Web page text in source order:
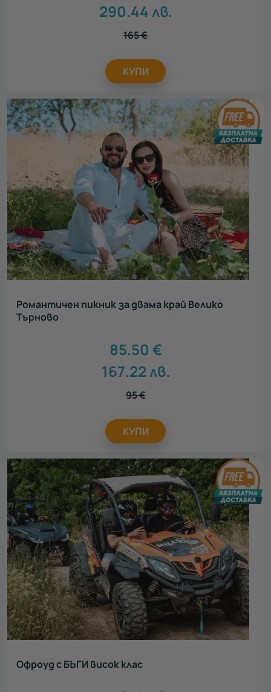
290.44лв.
165€
КУПИ
Романтичен пикник за двама край Велико
Търново
85.50 €
167.22лв.
95€
КУПИ
Офроуд с БЪГИ висок клас